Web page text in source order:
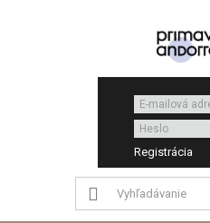
Registrácia